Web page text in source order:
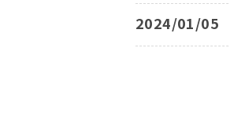
2024/01/05